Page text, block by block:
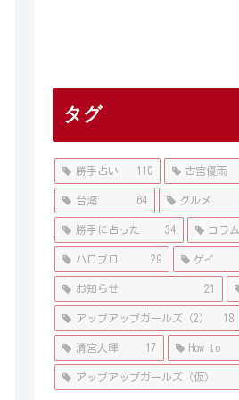
タグ
勝手占い 110 古宮優雨
台湾 64 グルメ
勝手に占った 34 コラム
ハロプロ 29 ゲイ
お知らせ 21
アップアップガールズ（2） 18
清宮大暉 17 How to
アップアップガールズ（仮）